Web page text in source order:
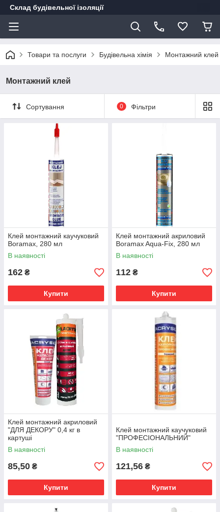
Склад будівельної ізоляції
Товари та послуги Будівельна хімія Монтажний клей
Монтажний клей
Сортування 0 Фільтри
Клей монтажний каучуковий
Boramax, 280 мл
В наявності
162 ₴
Купити
Клей монтажний акриловий
Boramax Aqua-Fix, 280 мл
В наявності
112 ₴
Купити
Клей монтажний акриловий
"ДЛЯ ДЕКОРУ" 0,4 кг в
картуші
В наявності
85,50 ₴
Купити
Клей монтажний каучуковий
"ПРОФЕСІОНАЛЬНИЙ"
В наявності
121,56 ₴
Купити